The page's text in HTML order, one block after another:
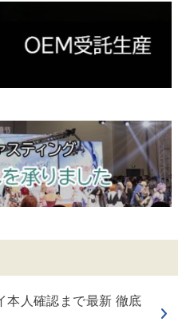
本人確認まで最新 徹底